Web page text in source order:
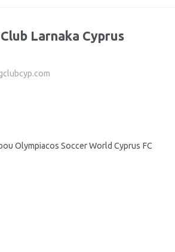
Larnaka Cyprus
Olympiacos Soccer World Cyprus FC